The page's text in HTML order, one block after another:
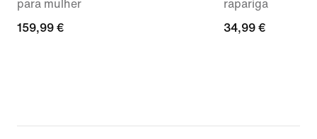
para mulher
159,99
159,99 €
rapariga
34,99
34,99 €